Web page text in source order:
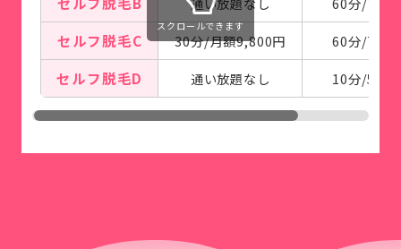
セルフ脱毛C 30分/月額9,800円 60分/
セルフ脱毛D 通い放題なし 10分/